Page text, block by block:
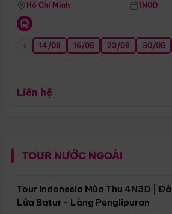
Hồ Chí Minh 1N0Đ
14/08 16/08 23/08 30/08
Liên hệ
TOUR NƯỚC NGOÀI
Tour Indonesia Mùa Thu 4N3Đ |
Lửa Batur - Làng Penglipuran